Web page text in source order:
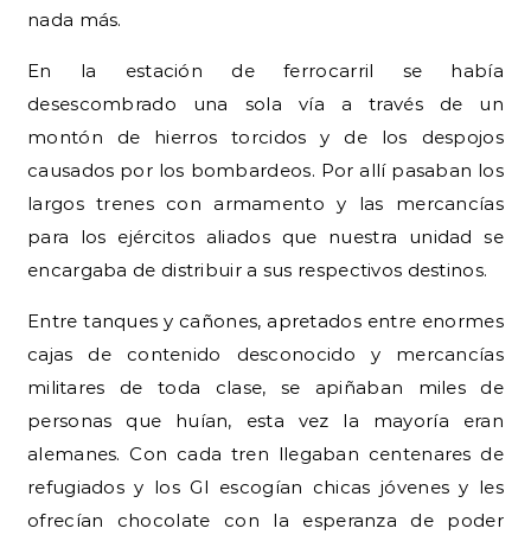
nada más.
En la estación de ferrocarril se había
desescombrado una sola vía a través de un
montón de hierros torcidos y de los despojos
causados por los bombardeos. Por allí pasaban los
largos trenes con armamento y las mercancías
para los ejércitos aliados que nuestra unidad se
encargaba de distribuir a sus respectivos destinos.
Entre tanques y cañones, apretados entre enormes
cajas de contenido desconocido y mercancías
militares de toda clase, se apiñaban miles de
personas que huían, esta vez la mayoría eran
alemanes. Con cada tren llegaban centenares de
refugiados y los GI escogían chicas jóvenes y les
ofrecían chocolate con la esperanza de poder